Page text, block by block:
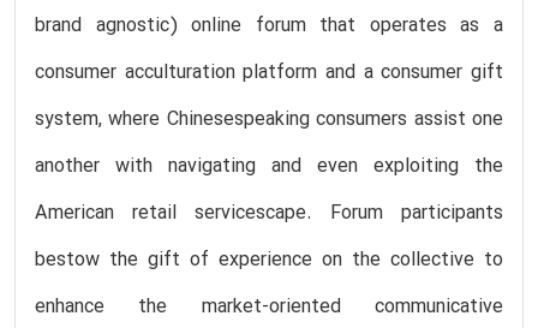
brand agnostic) online forum that operates as a
consumer acculturation platform and a consumer gift
system, where Chinesespeaking consumers assist one
another with navigating and even exploiting the
American retail servicescape. Forum participants
bestow the gift of experience on the collective to
enhance the market-oriented communicative